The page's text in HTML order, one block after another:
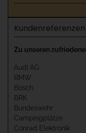
Kundenreferenzen
Zu unseren
Audi AG
BMW
Bosch
BRK
Bundeswehr
Campingplätze
Conrad Elektronik